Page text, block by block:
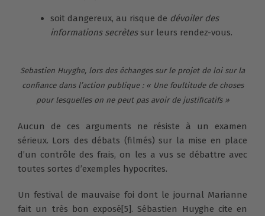
soit dangereux, au risque de dévoiler des
informations secrètessur leurs rendez-vous.
Sebastien Huyghe, lors des échanges sur le projet de loi sur la
confiance dans l’action publique : « Une foultitude de choses
pour lesquelles on ne peut pas avoir de justificatifs »
Aucun de ces arguments ne résiste à un examen
sérieux. Lors des débats (filmés) sur la mise en place
d’un contrôle des frais, on les a vus se débattre avec
toutes sortes d’exemples hypocrites.
Un festival de mauvaise foi dont le journal Marianne
fait un très bon exposé [5] . Sébastien Huyghe cite en